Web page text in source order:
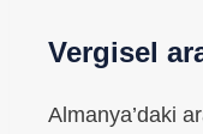
Vergisel
Almanya’daki